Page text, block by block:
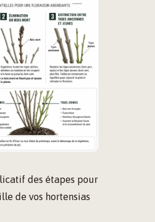
des étapes pour
de vos hortensias